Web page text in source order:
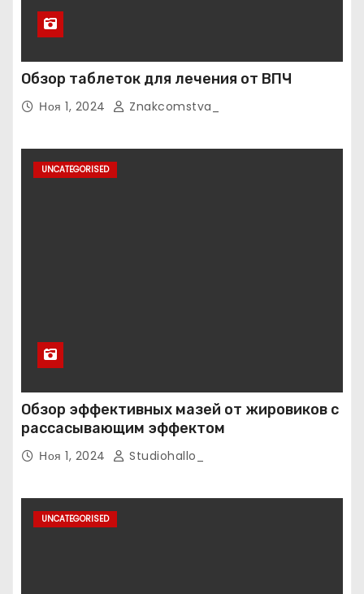
Обзор таблеток для лечения от ВПЧ
Ноя 1, 2024 Znakcomstva_
UNCATEGORISED
Обзор эффективных мазей от жировиков с
рассасывающим эффектом
Ноя 1, 2024 Studiohallo_
UNCATEGORISED